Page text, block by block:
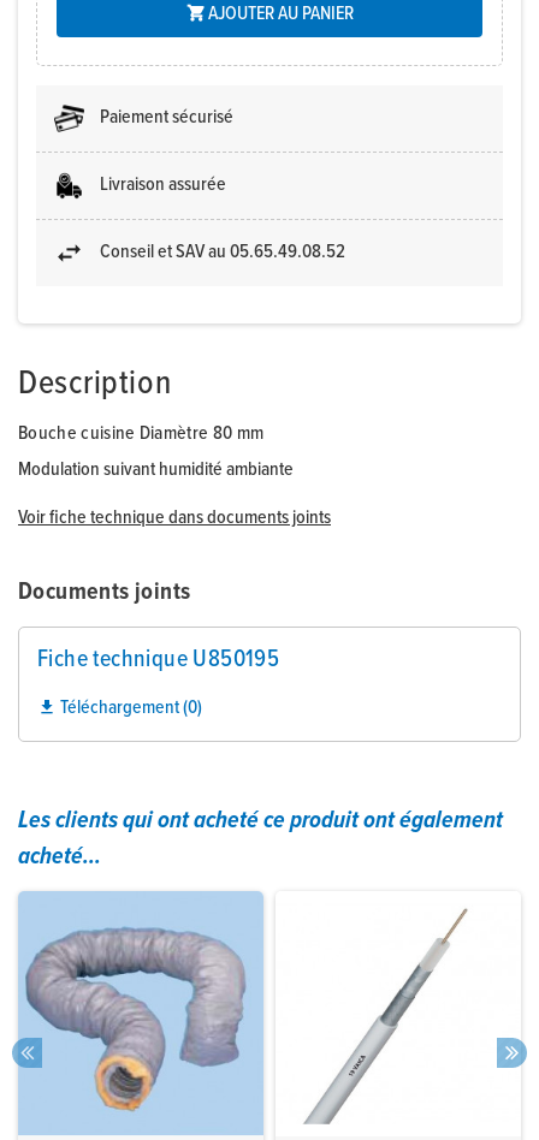
AJOUTER AU PANIER
Paiement sécurisé
Livraison assurée
Conseil et SAV au 05.65.49.08.52
Description
Bouche cuisine Diamètre 80 mm
Modulation suivant humidité ambiante
Voir fiche technique dans documents joints
Documents joints
Fiche technique U850195
 Téléchargement (0)
Les clients qui ont acheté ce produit ont également
acheté...